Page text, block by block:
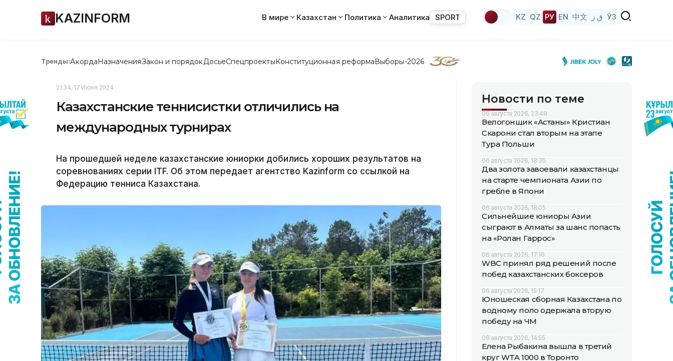
KAZINFORM В мире Казахстан Политика Аналитика SPORT KZ QZ РУ EN 中文 ق ز ЎЗ
Тренды:АкордаНазначенияЗакон и порядок ДосьеСпецпроектыКонституционная реформаВыборы-2026
21:34, 17 Июня 2024
Казахстанские теннисистки отличились на
международных турнирах
На прошедшей неделе казахстанские юниорки добились хороших результатов на
соревнованиях серии ITF. Об этом передает агентство Kazinform со ссылкой на
Федерацию тенниса Казахстана.
Новости по теме
06 августа 2026, 23:48
Велогонщик «Астаны» Кристиан
Скарони стал вторым на этапе
Тура Польши
06 августа 2026, 18:35
Два золота завоевали казахстанцы
на старте чемпионата Азии по
гребле в Япони
06 августа 2026, 18:05
Сильнейшие юниоры Азии
сыграют в Алматы за шанс попасть
на «Ролан Гаррос»
06 августа 2026, 17:16
WBC принял ряд решений после
побед казахстанских боксеров
06 августа 2026, 15:17
Юношеская сборная Казахстана по
водному поло одержала вторую
победу на ЧМ
06 августа 2026, 14:55
Елена Рыбакина вышла в третий
круг WTA 1000 в Торонто